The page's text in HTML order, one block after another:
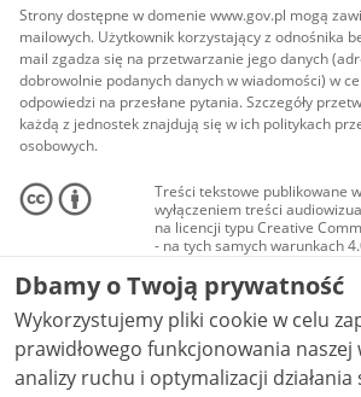
Strony dostępne w domenie www.gov.pl mogą
mailowych. Użytkownik korzystający z odnośnika
mail zgadza się na przetwarzanie jego danych
dobrowolnie podanych danych w wiadomości) w
odpowiedzi na przesłane pytania. Szczegóły
każdą z jednostek znajdują się w ich politykach
osobowych.
Treści tekstowe publikowane
wyłączeniem treści
na licencji typu Creative
- na tych samych warunkach
Materiały audiowizualne, w
audio i wideo, są udostępniane
Creative Commons: uznanie
niekomercyjne - bez utworów
NC-ND 4.0), o ile nie jest to
Dbamy o Twoją prywatność
Wykorzystujemy pliki cookie w celu
prawidłowego funkcjonowania
analizy ruchu i optymalizacji działania strony.